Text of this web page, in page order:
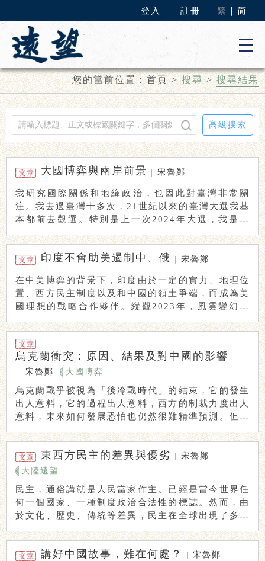
登入 註冊 繁 简
您的當前位置：首頁> 搜尋>搜尋結果
高級搜索
大國博弈與兩岸前景 | 宋魯鄭
我研究國際關係和地緣政治，也因此對臺灣非常關
注。我去過臺灣十多次，21世紀以來的臺灣大選我基
本都前去觀選。特別是上一次2024年大選，我是唯
印度不會助美遏制中、俄 | 宋魯鄭
在中美博弈的背景下，印度由於一定的實力、地理位
置、西方民主制度以及和中國的領土爭端，而成為美
國理想的戰略合作夥伴。縱觀2023年，風雲變幻的
烏克蘭衝突：原因、結果及對中國的影響
宋魯鄭 大國博弈
烏克蘭戰爭被視為「後冷戰時代」的結束，它的發生
出人意料，它的過程出人意料，西方的制裁力度出人
意料，未來如何發展恐怕也仍然很難精準預測。但解
東西方民主的差異與優劣
宋魯鄭
大陸遠望
民主，通俗講就是人民當家作主。已經是當今世界任
何一個國家、一種制度政治合法性的標誌。然而，由
於文化、歷史、傳統等差異，民主在全球出現了多種
講好中國故事，難在何處？ 宋魯鄭